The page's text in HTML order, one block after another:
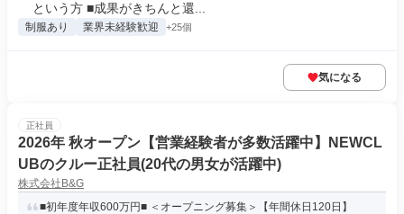
という方 ■成果がきちんと還...
制服あり 業界未経験歓迎 +25個
気になる
正社員
2026年 秋オープン【営業経験者が多数活躍中】NEWCL
UBのクルー正社員(20代の男女が活躍中)
株式会社B&G
■初年度年収600万円■ ＜オープニング募集＞【年間休日120日】